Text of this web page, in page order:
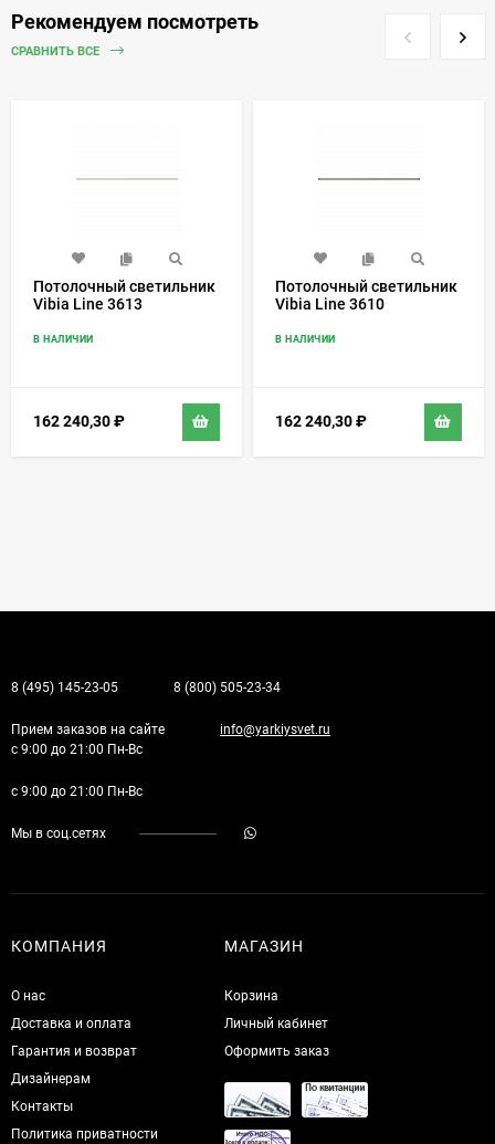
Рекомендуем посмотреть
СРАВНИТЬ ВСЕ
Потолочный светильник
Vibia Line 3613
В НАЛИЧИИ
162 240,30₽
Потолочный светильник
Vibia Line 3610
В НАЛИЧИИ
162 240,30₽
8 (495) 145-23-05 8 (800) 505-23-34
Прием заказов на сайте
с 9:00 до 21:00 Пн-Вс
info@yarkiysvet.ru
с 9:00 до 21:00 Пн-Вс
Мы в соц.сетях
КОМПАНИЯ
О нас
Доставка и оплата
Гарантия и возврат
Дизайнерам
Контакты
Политика приватности
МАГАЗИН
Корзина
Личный кабинет
Оформить заказ